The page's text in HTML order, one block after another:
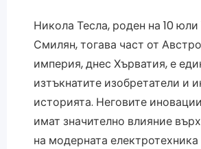
Никола Тесла, роден на 10 юли
Смилян, тогава част от
империя, днес Хърватия, е
изтъкнатите изобретатели и
историята. Неговите
имат значително влияние
на модерната електротехника